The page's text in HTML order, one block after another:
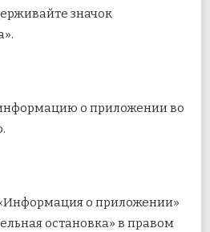
значок
о приложении во
о приложении»
остановка» в правом